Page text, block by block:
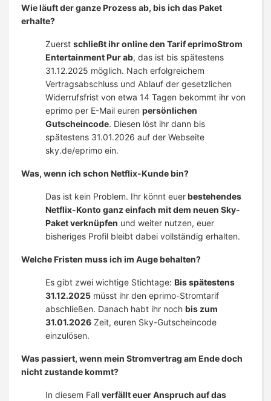
Wie läuft der ganze Prozess ab, bis ich das Paket
erhalte?
Zuerst schließt ihr online den Tarif eprimoStrom
Entertainment Pur ab, das ist bis spätestens
31.12.2025 möglich. Nach erfolgreichem
Vertragsabschluss und Ablauf der gesetzlichen
Widerrufsfrist von etwa 14 Tagen bekommt ihr von
eprimo per E-Mail euren persönlichen
Gutscheincode. Diesen löst ihr dann bis
spätestens 31.01.2026 auf der Webseite
sky.de/eprimo ein.
Was, wenn ich schon Netflix-Kunde bin?
Das ist kein Problem. Ihr könnt euerbestehendes
Netflix-Konto ganz einfach mit dem neuen Sky-
Paket verknüpfen und weiter nutzen, euer
bisheriges Profil bleibt dabei vollständig erhalten.
Welche Fristen muss ich im Auge behalten?
Es gibt zwei wichtige Stichtage: Bis spätestens
31.12.2025 müsst ihr den eprimo-Stromtarif
abschließen. Danach habt ihr noch bis zum
31.01.2026 Zeit, euren Sky-Gutscheincode
einzulösen.
Was passiert, wenn mein Stromvertrag am Ende doch
nicht zustande kommt?
In diesem Fall verfällt euer Anspruch auf das